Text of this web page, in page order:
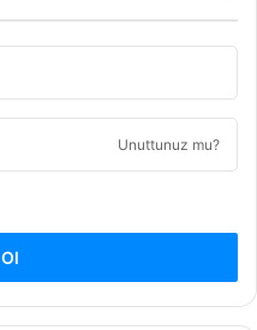
Unuttunuz mu?